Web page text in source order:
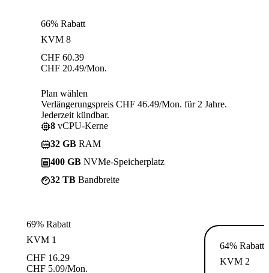
66% Rabatt
KVM 8
CHF 60.39
CHF 20.49/Mon.
Plan wählen
Verlängerungspreis CHF 46.49/Mon. für 2 Jahre.
Jederzeit kündbar.
8 vCPU-Kerne
32 GB RAM
400 GB NVMe-Speicherplatz
32 TB Bandbreite
69% Rabatt
KVM 1
CHF 16.29
CHF 5.09/Mon.
64% Rabatt
KVM 2